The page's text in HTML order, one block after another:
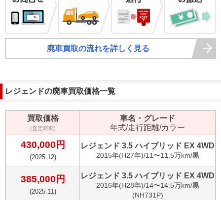
廃車買取の流れを詳しく見る
レジェンドの廃車買取価格一覧
買取価格
(査定時期)
車名・グレード
年式/走行距離/カラー
430,000 円
(2025.12)
レジェンド 3.5 ハイブリッド EX 4WD
2015年(H27年)/11〜11.5万km/黒
385,000 円
(2025.11)
レジェンド 3.5 ハイブリッド EX 4WD
2016年(H28年)/14〜14.5万km/黒
(NH731P)